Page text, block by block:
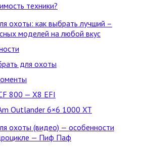
техники?
охоты: как выбрать лучший –
моделей на любой вкус
для охоты
800 — X8 EFI
Outlander 6×6 1000 XT
охоты (видео) — особенности
— Пиф Паф